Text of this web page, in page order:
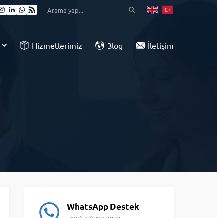
Hizmetlerimiz Blog İletişim
WhatsApp Destek